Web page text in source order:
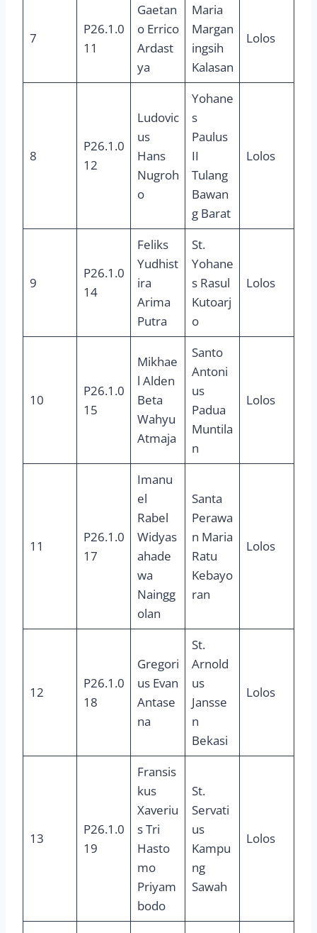
7
P26.1.0
11
Gaetan
o Errico
Ardast
ya
Maria
Margan
ingsih
Kalasan
Lolos
8
P26.1.0
12
Ludovic
us
Hans
Nugroh
o
Yohane
s
Paulus
II
Tulang
Bawan
g Barat
Lolos
9
P26.1.0
14
Feliks
Yudhist
ira
Arima
Putra
St.
Yohane
s Rasul
Kutoarj
o
Lolos
10
P26.1.0
15
Mikhae
l Alden
Beta
Wahyu
Atmaja
Santo
Antoni
us
Padua
Muntila
n
Lolos
11
P26.1.0
17
Imanu
el
Rabel
Widyas
ahade
wa
Naingg
olan
Santa
Perawa
n Maria
Ratu
Kebayo
ran
Lolos
12
P26.1.0
18
Gregori
us Evan
Antase
na
St.
Arnold
us
Jansse
n
Bekasi
Lolos
13
P26.1.0
19
Fransis
kus
Xaveriu
s Tri
Hasto
mo
Priyam
bodo
St.
Servati
us
Kampu
ng
Sawah
Lolos